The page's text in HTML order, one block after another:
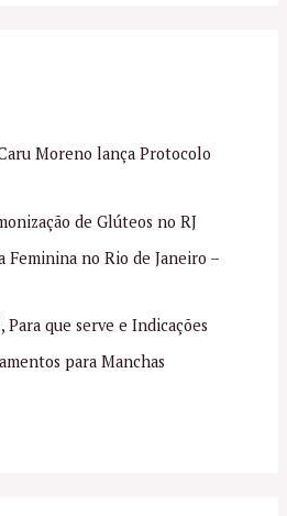
Moreno lança Protocolo
de Glúteos no RJ
Feminina no Rio de Janeiro –
Para que serve e Indicações
para Manchas